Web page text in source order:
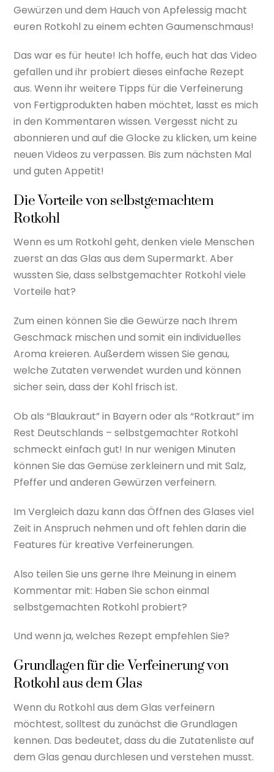
Gewürzen und dem Hauch von Apfelessig macht
euren Rotkohl zu einem echten Gaumenschmaus!
Das war es für heute! Ich hoffe, euch hat das Video
gefallen und ihr probiert dieses einfache Rezept
aus. Wenn ihr weitere Tipps für die Verfeinerung
von Fertigprodukten haben möchtet, lasst es mich
in den Kommentaren wissen. Vergesst nicht zu
abonnieren und auf die Glocke zu klicken, um keine
neuen Videos zu verpassen. Bis zum nächsten Mal
und guten Appetit!
Die Vorteile von selbstgemachtem
Rotkohl
Wenn es um Rotkohl geht, denken viele Menschen
zuerst an das Glas aus dem Supermarkt. Aber
wussten Sie, dass selbstgemachter Rotkohl viele
Vorteile hat?
Zum einen können Sie die Gewürze nach Ihrem
Geschmack mischen und somit ein individuelles
Aroma kreieren. Außerdem wissen Sie genau,
welche Zutaten verwendet wurden und können
sicher sein, dass der Kohl frisch ist.
Ob als “Blaukraut” in Bayern oder als “Rotkraut” im
Rest Deutschlands – selbstgemachter Rotkohl
schmeckt einfach gut! In nur wenigen Minuten
können Sie das Gemüse zerkleinern und mit Salz,
Pfeffer und anderen Gewürzen verfeinern.
Im Vergleich dazu kann das Öffnen des Glases viel
Zeit in Anspruch nehmen und oft fehlen darin die
Features für kreative Verfeinerungen.
Also teilen Sie uns gerne Ihre Meinung in einem
Kommentar mit: Haben Sie schon einmal
selbstgemachten Rotkohl probiert?
Und wenn ja, welches Rezept empfehlen Sie?
Grundlagen für die Verfeinerung von
Rotkohl aus dem Glas
Wenn du Rotkohl aus dem Glas verfeinern
möchtest, solltest du zunächst die Grundlagen
kennen. Das bedeutet, dass du die Zutatenliste auf
dem Glas genau durchlesen und verstehen musst.